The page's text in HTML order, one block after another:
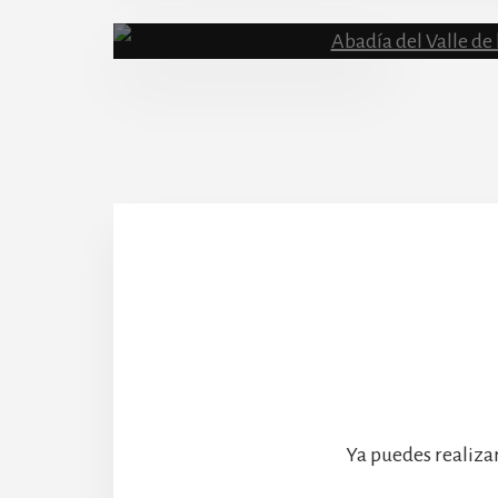
Content
Ya puedes